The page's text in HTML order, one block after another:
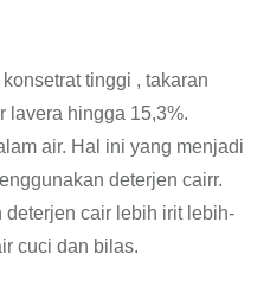
tinggi , takaran
lavera hingga 15,3%.
air. Hal ini yang menjadi
deterjen cairr.
cair lebih irit lebih-
cuci dan bilas.